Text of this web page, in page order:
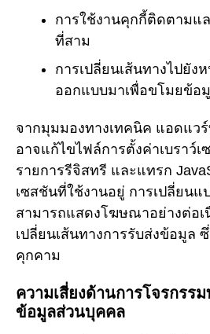
การใช้งานคุกกี้ติดตามแ
ที่สาม
การเปลี่ยนเส้นทางไปยัง
ออกแบบมาเพื่อขโมยข้อ
จากมุมมองทางเทคนิค แอดแว
อาจแก้ไขไฟล์การตั้งค่าเบราว์เ
รายการรีจิสทรี และแทรก
เซสชันที่ใช้งานอยู่ การเปลี่ยนแ
สามารถแสดงโฆษณาอย่างต่อ
เปลี่ยนเส้นทางการรับส่งข้อมูล
คุกคาม
ความเสี่ยงด้านการโจรกรรม
ข้อมูลส่วนบุคคล